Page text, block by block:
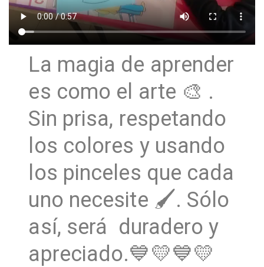
La magia de aprender
es como el arte 🎨 .
Sin prisa, respetando
los colores y usando
los pinceles que cada
uno necesite 🖌. Sólo
así, será duradero y
apreciado.💙💛💙💛